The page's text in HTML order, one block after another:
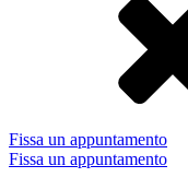
Fissa un appuntamento
Fissa un appuntamento